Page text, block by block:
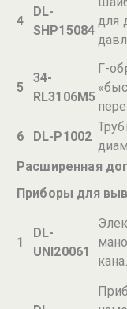
4
DL-
SHP15084
для
5
34-
RL3106M5
Г-
6 DL-P1002
Расширенная
Приборы для
1
DL-
UNI20061